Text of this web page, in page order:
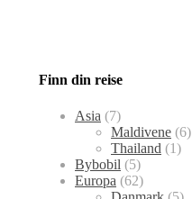
Finn din reise
Asia (7)
Maldivene (6)
Thailand (1)
Bybobil (5)
Europa (62)